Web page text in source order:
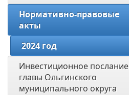
Нормативно-правовые
акты
2024 год
Инвестиционное послание
главы Ольгинского
муниципального округа